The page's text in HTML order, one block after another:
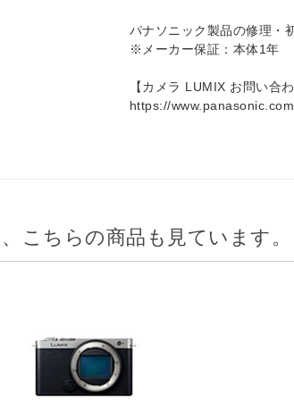
パナソニック製品の修理・
※メーカー保証：本体1年
【カメラ LUMIX お問い合わ
https://
こちらの商品も見ています。